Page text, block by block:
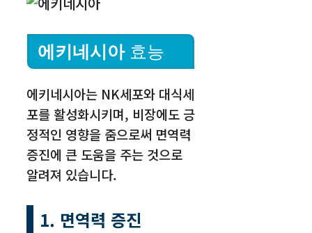
에키네시아효능
에키네시아는 NK세포와 대식세
포를 활성화시키며, 비장에도 긍
정적인 영향을 줌으로써 면역력
증진에 큰 도움을 주는 것으로
알려져 있습니다.
1. 면역력 증진